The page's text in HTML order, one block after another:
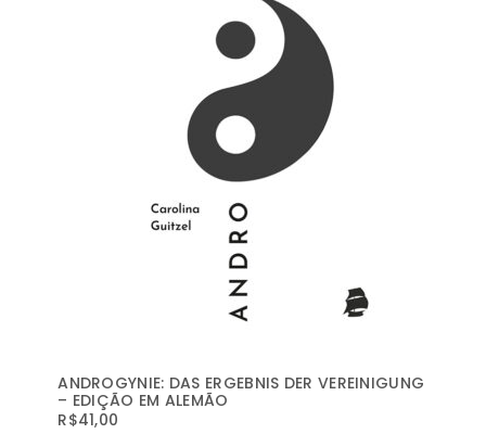
ANDROGYNIE: DAS ERGEBNIS DER VEREINIGUNG
– EDIÇÃO EM ALEMÃO
R$41,00